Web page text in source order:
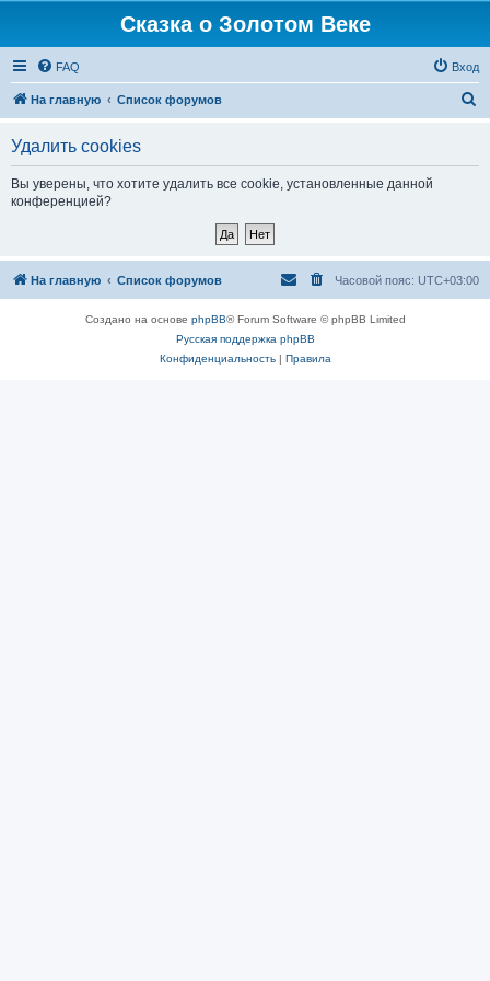
Сказка о Золотом Веке
FAQ Вход
На главную Список форумов
Удалить cookies
Вы уверены, что хотите удалить все cookie, установленные данной
конференцией?
На главную Список форумов Часовой пояс: UTC+03:00
Создано на основе phpBB® Forum Software © phpBB Limited
Русская поддержка phpBB
Конфиденциальность| Правила